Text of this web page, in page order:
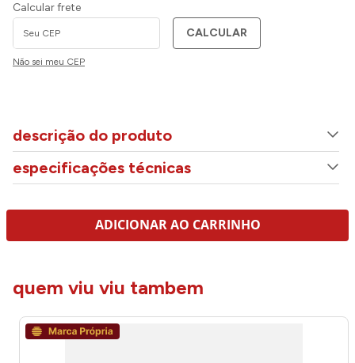
Calcular frete
CALCULAR
Não sei meu CEP
descrição do produto
especificações técnicas
ADICIONAR AO CARRINHO
quem viu viu tambem